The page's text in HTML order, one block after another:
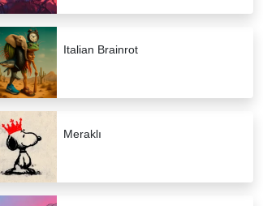
Italian Brainrot
Meraklı